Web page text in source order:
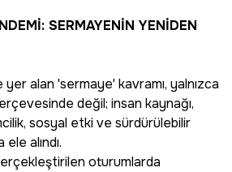
SERMAYENİN YENİDEN
alan 'sermaye' kavramı, yalnızca
değil; insan kaynağı,
sosyal etki ve sürdürülebilir
alındı.
oturumlarda